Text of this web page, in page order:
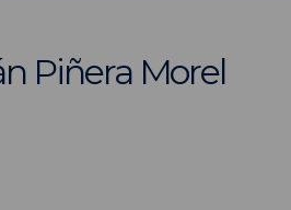
Piñera Morel